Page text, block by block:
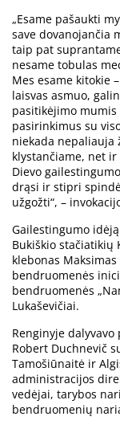
„Esame pašaukti
save dovanojančia
taip pat
nesame tobulas
Mes esame kitokie
laisvas asmuo,
pasitikėjimo
pasirinkimus su
niekada nepaliauja
klystančiame, net
Dievo
drąsi ir stipri
užgožti“, –
Gailestingumo
Bukiškio stačiatikių
klebonas
bendruomenės
bendruomenės
Lukaševičiai.
Renginyje
Robert Duchnevič
Tamošiūnaitė ir
administracijos
vedėjai, tarybos
bendruomenių